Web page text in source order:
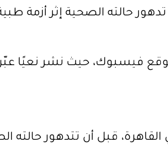
فيسبوك، حيث نشر نعيًا
قبل أن تتدهور حالته